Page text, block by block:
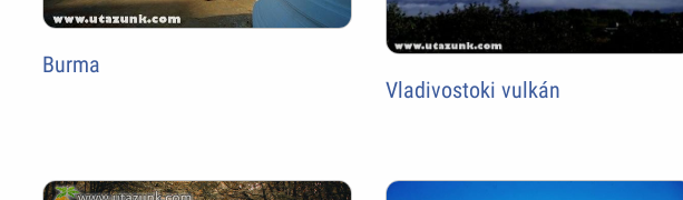
Burma
Vladivostoki vulkán